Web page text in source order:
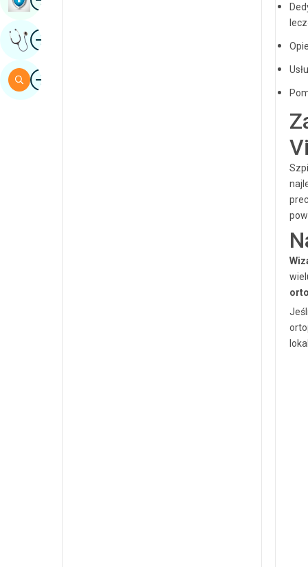
ObrazUzyskaj Opinię Eksperta
ObrazSzukaj